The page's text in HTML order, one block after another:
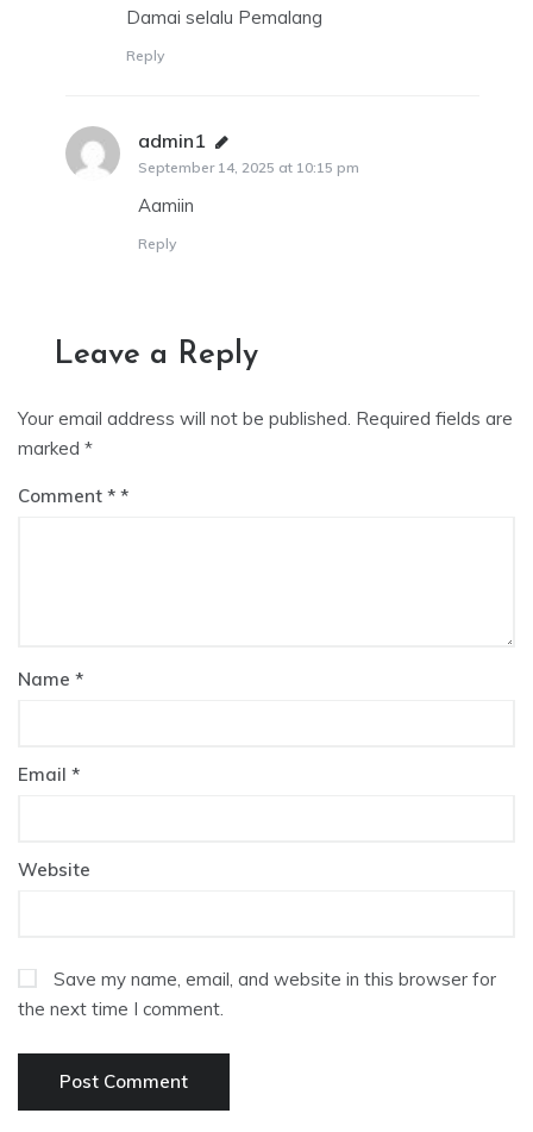
Damai selalu Pemalang
Reply
admin1 says:
September 14, 2025 at 10:15 pm
Aamiin
Reply
Leave a Reply
Your email address will not be published. Required fields are
marked *
Comment *
Name *
Email *
Website
Save my name, email, and website in this browser for
the next time I comment.